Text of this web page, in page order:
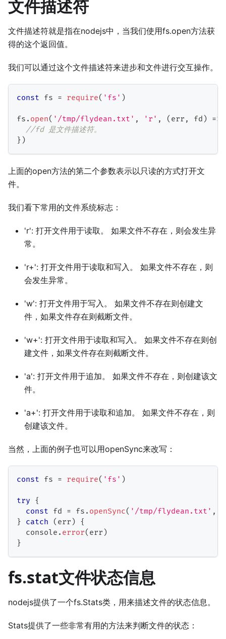
文件描述符
文件描述符就是指在nodejs中，当我们使用fs.open方法获
得的这个返回值。
我们可以通过这个文件描述符来进步和文件进行交互操作。
const fs = require( 'fs' )
fs . open( '/tmp/flydean.txt' , 'r' , ( err , fd ) =>
//fd 是文件描述符。
} )
上面的open方法的第二个参数表示以只读的方式打开文
件。
我们看下常用的文件系统标志：
'r': 打开文件用于读取。 如果文件不存在，则会发生异
常。
'r+': 打开文件用于读取和写入。 如果文件不存在，则
会发生异常。
'w': 打开文件用于写入。 如果文件不存在则创建文
件，如果文件存在则截断文件。
'w+': 打开文件用于读取和写入。 如果文件不存在则创
建文件，如果文件存在则截断文件。
'a': 打开文件用于追加。 如果文件不存在，则创建该文
件。
'a+': 打开文件用于读取和追加。 如果文件不存在，则
创建该文件。
当然，上面的例子也可以用openSync来改写：
const fs = require( 'fs' )
try {
const fd = fs . openSync( '/tmp/flydean.txt' ,
} catch ( err ) {
  console
. error( err )
}
fs.stat文件状态信息
nodejs提供了一个fs.Stats类，用来描述文件的状态信息。
Stats提供了一些非常有用的方法来判断文件的状态：